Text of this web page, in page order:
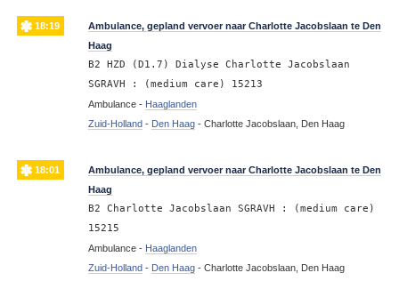
18:19
Ambulance, gepland vervoer naar Charlotte Jacobslaan te Den
Haag
B2 HZD (D1.7) Dialyse Charlotte Jacobslaan
SGRAVH : (medium care) 15213
Ambulance - Haaglanden
Zuid-Holland- Den Haag- Charlotte Jacobslaan, Den Haag
18:01
Ambulance, gepland vervoer naar Charlotte Jacobslaan te Den
Haag
B2 Charlotte Jacobslaan SGRAVH : (medium care)
15215
Ambulance - Haaglanden
Zuid-Holland- Den Haag- Charlotte Jacobslaan, Den Haag